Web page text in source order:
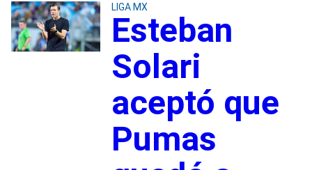
LIGA MX
Esteban
Solari
aceptó que
Pumas